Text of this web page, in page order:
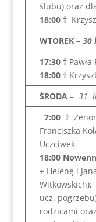
ślubu) oraz
18:00 †
WTOREK – 30
17:30 †
18:00 †
ŚRODA – 31
7:00 †
Franciszka
Uczciwek
18:00
+ Helenę i
Witkowskich);
ucz.
rodzicami